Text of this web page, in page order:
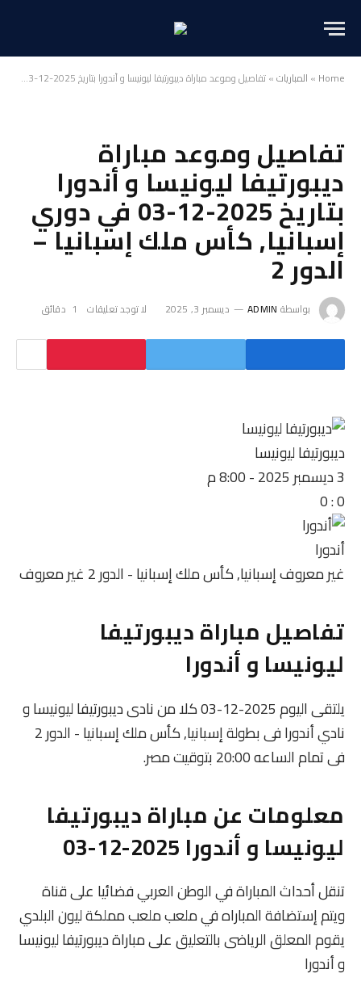
Home
» المباريات»تفاصيل وموعد مباراة ديبورتيفا ليونيسا و أندورا بتاريخ 2025-12-03 في دوري إسبانيا, كأس ملك إسبانيا – الدور 2
تفاصيل وموعد مباراة
ديبورتيفا ليونيسا و أندورا
بتاريخ 2025-12-03 في دوري
إسبانيا, كأس ملك إسبانيا –
الدور 2
بواسطة ADMIN ديسمبر 3, 2025 لا توجد تعليقات 1 دقائق
ديبورتيفا ليونيسا
3 ديسمبر 2025
-8:00 م
0
:
0
أندورا
غير معروفإسبانيا, كأس ملك إسبانيا - الدور 2 غير معروف
تفاصيل مباراة ديبورتيفا
ليونيسا و أندورا
يلتقى اليوم 2025-12-03 كلا من نادى ديبورتيفا ليونيسا و
نادي أندورا فى بطولة إسبانيا, كأس ملك إسبانيا - الدور 2
فى تمام الساعه 20:00 بتوقيت مصر.
معلومات عن مباراة ديبورتيفا
ليونيسا و أندورا 2025-12-03
تنقل أحداث المباراة في الوطن العربي فضائيا على قناة
ويتم إستضافة المباراه في ملعب ملعب مملكة ليون البلدي
يقوم المعلق الرياضى بالتعليق على مباراة ديبورتيفا ليونيسا
و أندورا